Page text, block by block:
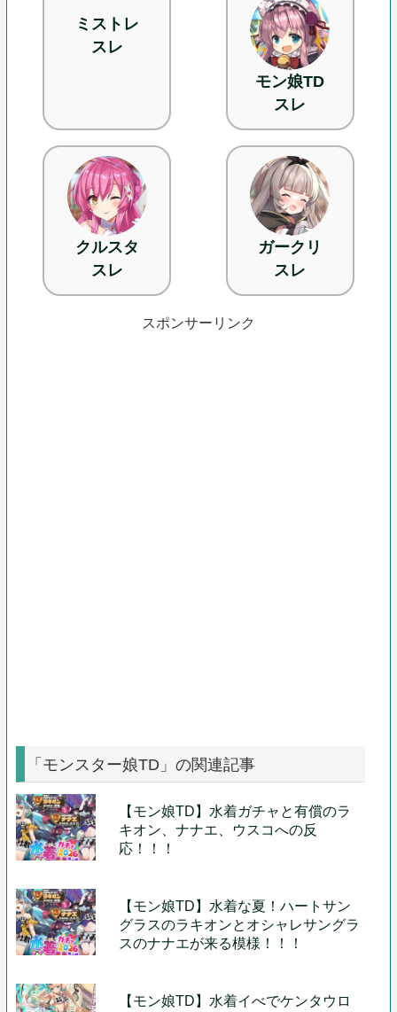
ミストレ
スレ
モン娘TD
スレ
クルスタ
スレ
ガークリ
スレ
スポンサーリンク
「モンスター娘TD」の関連記事
【モン娘TD】水着ガチャと有償のラ
キオン、ナナエ、ウスコへの反
応！！！
【モン娘TD】水着な夏！ハートサン
グラスのラキオンとオシャレサングラ
スのナナエが来る模様！！！
【モン娘TD】水着イべでケンタウロ